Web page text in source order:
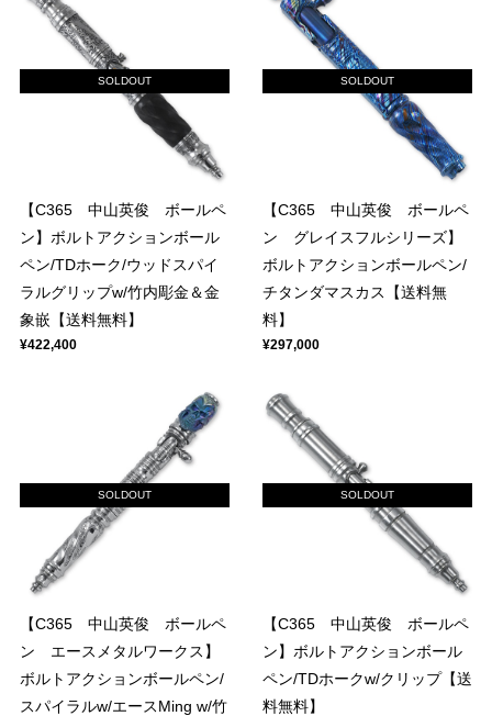
SOLDOUT
【C365 中山英俊 ボールペ
ン】ボルトアクションボール
ペン/TDホーク/ウッドスパイ
ラルグリップw/竹内彫金＆金
象嵌【送料無料】
¥422,400
SOLDOUT
【C365 中山英俊 ボールペ
ン グレイスフルシリーズ】
ボルトアクションボールペン/
チタンダマスカス【送料無
料】
¥297,000
SOLDOUT
【C365 中山英俊 ボールペ
ン エースメタルワークス】
ボルトアクションボールペン/
スパイラルw/エースMing w/竹
SOLDOUT
【C365 中山英俊 ボールペ
ン】ボルトアクションボール
ペン/TDホークw/クリップ【送
料無料】